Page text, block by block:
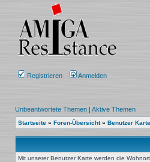
Registrieren Anmelden
Unbeantwortete Themen | Aktive Themen
Startseite » Foren-Übersicht» Benutzer Karte
Mit unserer Benutzer Karte werden die